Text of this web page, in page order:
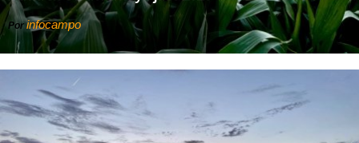
Por infocampo